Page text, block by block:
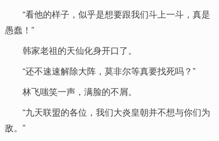
“看他的样子，似乎是想要跟我们斗上一斗，真是
愚蠢！”
韩家老祖的天仙化身开口了。
“还不速速解除大阵，莫非尔等真要找死吗？”
林飞嗤笑一声，满脸的不屑。
“九天联盟的各位，我们大炎皇朝并不想与你们为
敌。”